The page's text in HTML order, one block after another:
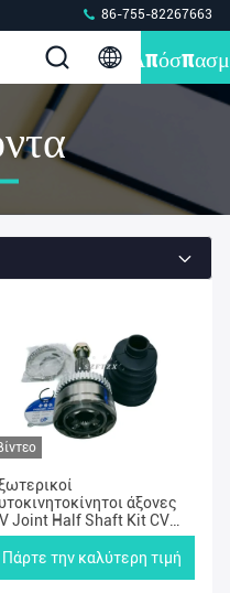
86-755-82267663
άξονες
Joint Half Shaft Kit CV
496002EA00 Για
Tucson 2.0
Πάρτε την καλύτερη τιμή